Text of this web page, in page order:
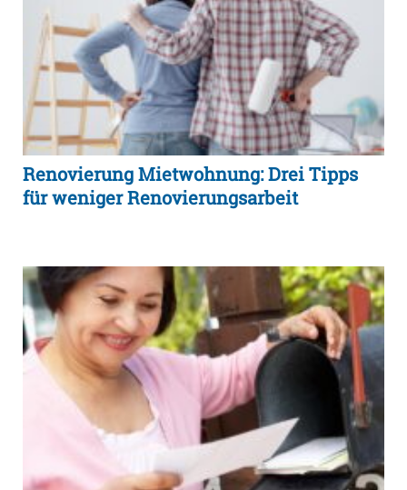
Renovierung Mietwohnung: Drei Tipps
für weniger Renovierungsarbeit